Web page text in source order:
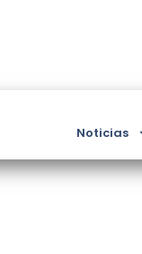
Noticias